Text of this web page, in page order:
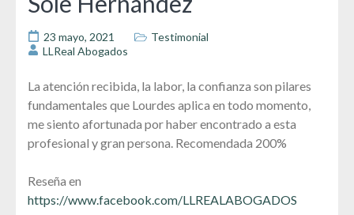
23 mayo, 2021
Testimonial
LLReal Abogados
La atención recibida, la labor, la confianza son pilares
fundamentales que Lourdes aplica en todo momento,
me siento afortunada por haber encontrado a esta
profesional y gran persona. Recomendada 200%
Reseña en
https://www.facebook.com/LLREALABOGADOS